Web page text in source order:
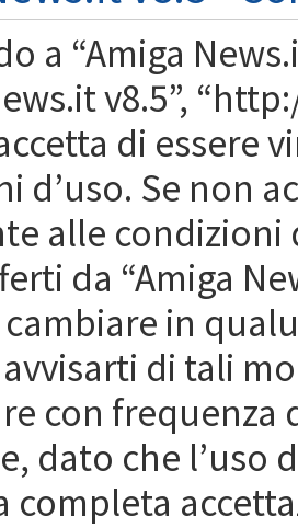
a “Amiga
v8.5”,
di essere
d’uso. Se non
alle condizioni
da “Amiga
in
di tali
con frequenza
dato che l’uso
completa